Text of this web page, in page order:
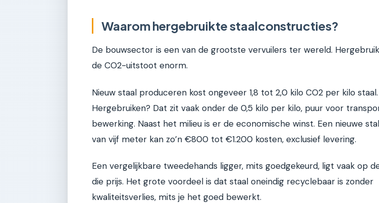
Waarom hergebruikte staalconstructies?
De bouwsector is een van de grootste vervuilers ter wereld.
de CO2-uitstoot enorm.
Nieuw staal produceren kost ongeveer 1,8 tot 2,0 kilo CO2 per kilo staal.
Hergebruiken? Dat zit vaak onder de 0,5 kilo per kilo, puur voor
bewerking. Naast het milieu is er de economische winst. Een nieuwe
van vijf meter kan zo’n €800 tot €1.200 kosten, exclusief levering.
Een vergelijkbare tweedehands ligger, mits goedgekeurd, ligt vaak op
die prijs. Het grote voordeel is dat staal oneindig recyclebaar is zonder
kwaliteitsverlies, mits je het goed bewerkt.